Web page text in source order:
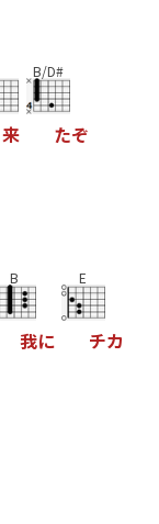
来
B/D#
たぞ
B
我に
E
チカ